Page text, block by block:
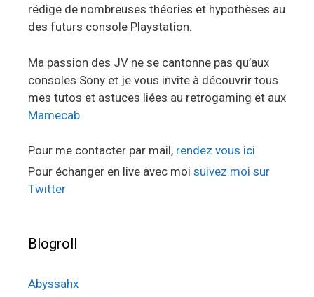
rédige de nombreuses théories et hypothèses au
des futurs console Playstation.
Ma passion des JV ne se cantonne pas qu’aux
consoles Sony et je vous invite à découvrir tous
mes tutos et astuces liées au retrogaming et aux
Mamecab.
Pour me contacter par mail, rendez vous ici
Pour échanger en live avec moi suivez moi sur
Twitter
Blogroll
Abyssahx